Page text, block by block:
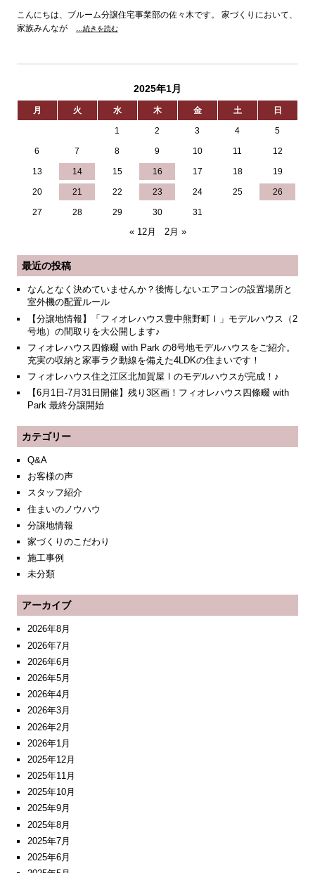
こんにちは、ブルーム分譲住宅事業部の佐々木です。 家づくりにおいて、
家族みんなが
…続きを読む
2025年1月
月 火 水 木 金 土 日
1 2 3 4 5
6 7 8 9 10 11 12
13 14 15 16 17 18 19
20 21 22 23 24 25 26
27 28 29 30 31
« 12月 2月 »
最近の投稿
なんとなく決めていませんか？後悔しないエアコンの設置場所と
室外機の配置ルール
【分譲地情報】「フィオレハウス豊中熊野町Ⅰ」モデルハウス（2
号地）の間取りを大公開します♪
フィオレハウス四條畷 with Park の8号地モデルハウスをご紹介。
充実の収納と家事ラク動線を備えた4LDKの住まいです！
フィオレハウス住之江区北加賀屋Ⅰのモデルハウスが完成！♪
【6月1日-7月31日開催】残り3区画！フィオレハウス四條畷 with
Park 最終分譲開始
カテゴリー
Q&A
お客様の声
スタッフ紹介
住まいのノウハウ
分譲地情報
家づくりのこだわり
施工事例
未分類
アーカイブ
2026年8月
2026年7月
2026年6月
2026年5月
2026年4月
2026年3月
2026年2月
2026年1月
2025年12月
2025年11月
2025年10月
2025年9月
2025年8月
2025年7月
2025年6月